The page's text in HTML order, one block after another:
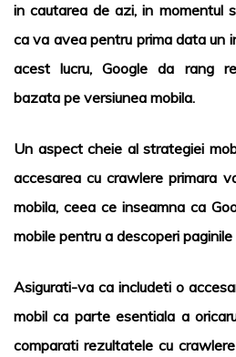
in cautarea de azi, in momentul
ca va avea pentru prima data un
acest lucru, Google da rang
bazata pe versiunea mobila.
Un aspect cheie al strategiei
accesarea cu crawlere primara
mobila, ceea ce inseamna ca
mobile pentru a descoperi
Asigurati-va ca includeti o
mobil ca parte esentiala a
comparati rezultatele cu